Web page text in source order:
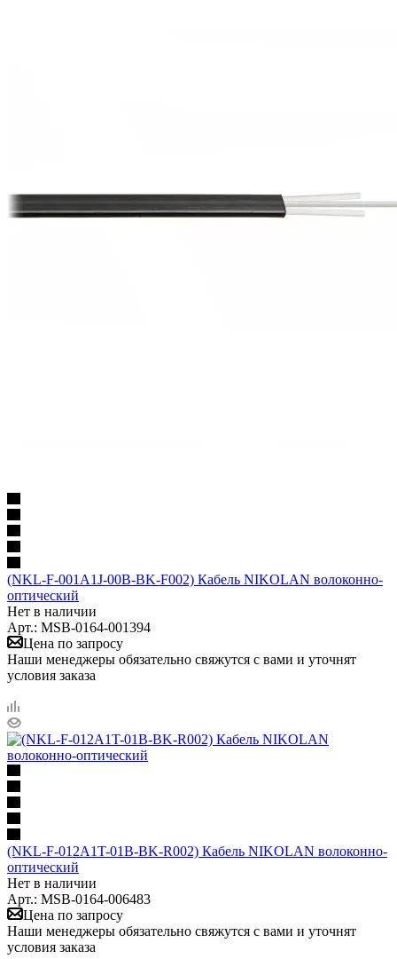
(NKL-F-001A1J-00B-BK-F002) Кабель NIKOLAN волоконно-
оптический
Нет в наличии
Арт.: MSB-0164-001394
Цена по запросу
Наши менеджеры обязательно свяжутся с вами и уточнят
условия заказа
(NKL-F-012A1T-01B-BK-R002) Кабель NIKOLAN волоконно-
оптический
Нет в наличии
Арт.: MSB-0164-006483
Цена по запросу
Наши менеджеры обязательно свяжутся с вами и уточнят
условия заказа